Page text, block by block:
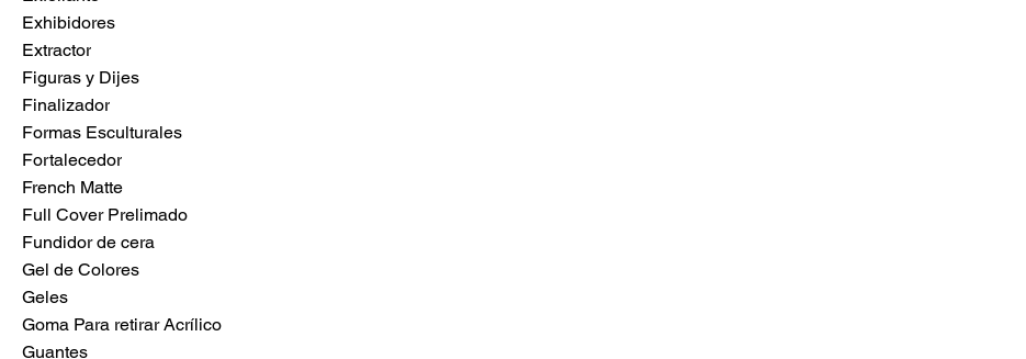
Exhibidores
Extractor
Figuras y Dijes
Finalizador
Formas Esculturales
Fortalecedor
French Matte
Full Cover Prelimado
Fundidor de cera
Gel de Colores
Geles
Goma Para retirar Acrílico
Guantes